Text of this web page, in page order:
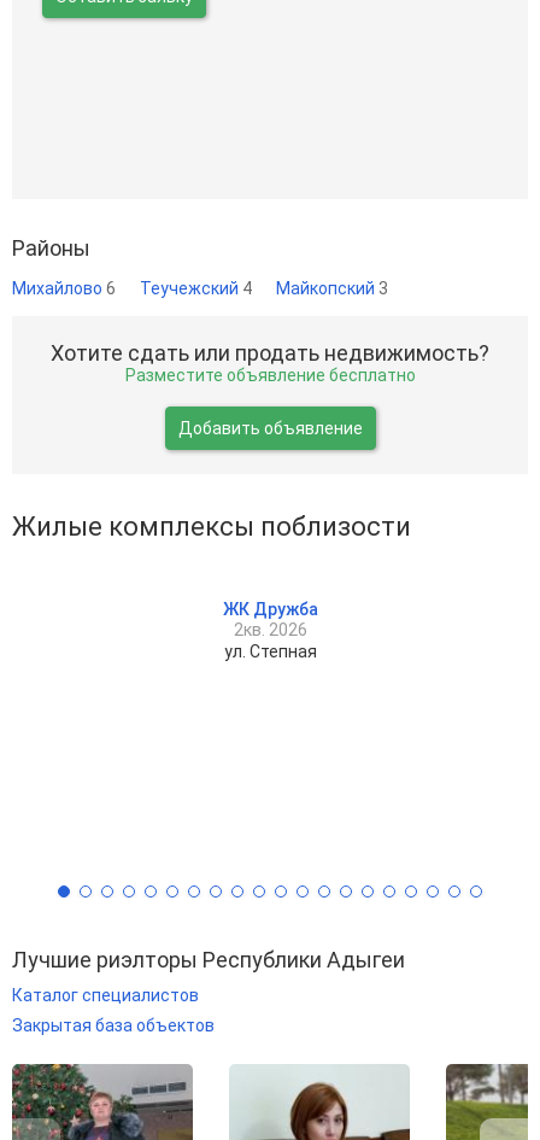
Районы
Михайлово 6 Теучежский 4 Майкопский 3
Хотите сдать или продать недвижимость?
Разместите объявление бесплатно
Добавить объявление
Жилые комплексы поблизости
ЖК Дружба
2кв. 2026
ул. Степная
Лучшие риэлторы Республики Адыгеи
Каталог специалистов
Закрытая база объектов